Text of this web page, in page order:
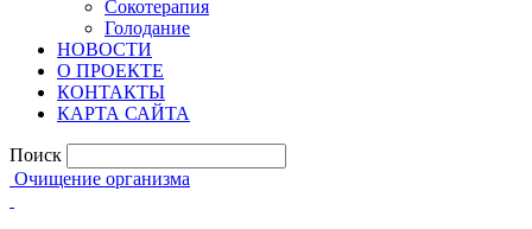
Сокотерапия
Голодание
НОВОСТИ
О ПРОЕКТЕ
КОНТАКТЫ
КАРТА САЙТА
Поиск
Очищение организма